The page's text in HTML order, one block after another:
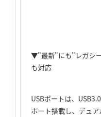
▼"最新"にも"レガシー
も対応
USBポートは、
ポート搭載し、デュア